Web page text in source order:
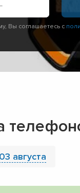
Вы соглашаетесь с
03 августа